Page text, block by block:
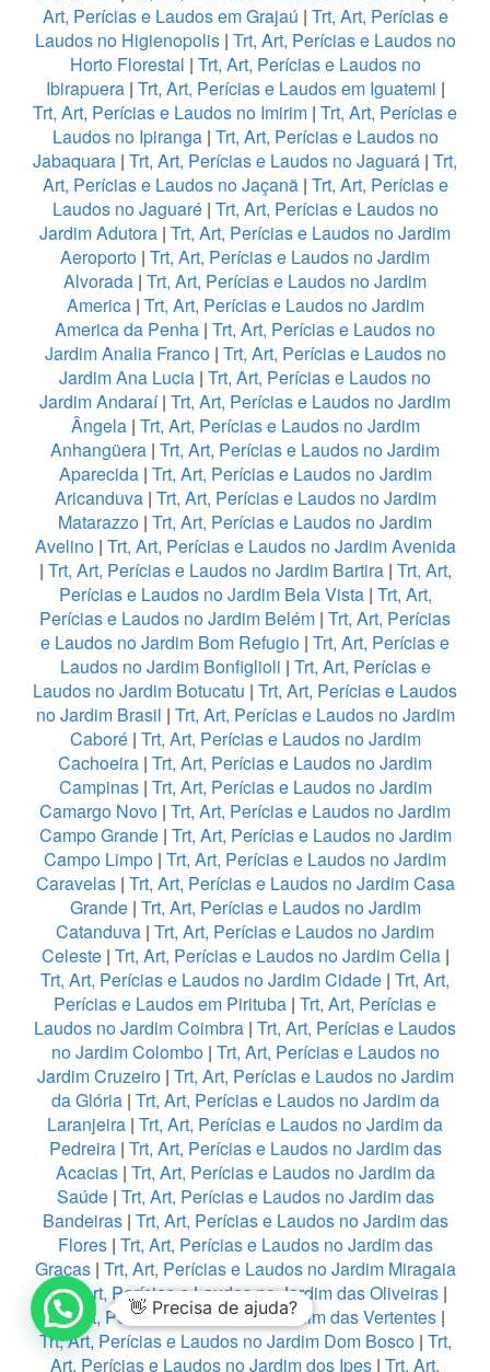
Art, Perícias e Laudos em Grajaú | Trt, Art, Perícias e
Laudos no Higienopolis| Trt, Art, Perícias e Laudos no
Horto Florestal | Trt, Art, Perícias e Laudos no
Ibirapuera| Trt, Art, Perícias e Laudos em Iguatemi |
Trt, Art, Perícias e Laudos no Imirim | Trt, Art, Perícias e
Laudos no Ipiranga| Trt, Art, Perícias e Laudos no
Jabaquara | Trt, Art, Perícias e Laudos no Jaguará | Trt,
Art, Perícias e Laudos no Jaçanã| Trt, Art, Perícias e
Laudos no Jaguaré| Trt, Art, Perícias e Laudos no
Jardim Adutora | Trt, Art, Perícias e Laudos no Jardim
Aeroporto | Trt, Art, Perícias e Laudos no Jardim
Alvorada | Trt, Art, Perícias e Laudos no Jardim
America| Trt, Art, Perícias e Laudos no Jardim
America da Penha | Trt, Art, Perícias e Laudos no
Jardim Analia Franco| Trt, Art, Perícias e Laudos no
Jardim Ana Lucia | Trt, Art, Perícias e Laudos no
Jardim Andaraí| Trt, Art, Perícias e Laudos no Jardim
Ângela| Trt, Art, Perícias e Laudos no Jardim
Anhangüera | Trt, Art, Perícias e Laudos no Jardim
Aparecida| Trt, Art, Perícias e Laudos no Jardim
Aricanduva| Trt, Art, Perícias e Laudos no Jardim
Matarazzo | Trt, Art, Perícias e Laudos no Jardim
Avelino| Trt, Art, Perícias e Laudos no Jardim Avenida
| Trt, Art, Perícias e Laudos no Jardim Bartira| Trt, Art,
Perícias e Laudos no Jardim Bela Vista| Trt, Art,
Perícias e Laudos no Jardim Belém | Trt, Art, Perícias
e Laudos no Jardim Bom Refugio | Trt, Art, Perícias e
Laudos no Jardim Bonfiglioli | Trt, Art, Perícias e
Laudos no Jardim Botucatu | Trt, Art, Perícias e Laudos
no Jardim Brasil | Trt, Art, Perícias e Laudos no Jardim
Caboré| Trt, Art, Perícias e Laudos no Jardim
Cachoeira | Trt, Art, Perícias e Laudos no Jardim
Campinas| Trt, Art, Perícias e Laudos no Jardim
Camargo Novo | Trt, Art, Perícias e Laudos no Jardim
Campo Grande| Trt, Art, Perícias e Laudos no Jardim
Campo Limpo | Trt, Art, Perícias e Laudos no Jardim
Caravelas| Trt, Art, Perícias e Laudos no Jardim Casa
Grande| Trt, Art, Perícias e Laudos no Jardim
Catanduva | Trt, Art, Perícias e Laudos no Jardim
Celeste| Trt, Art, Perícias e Laudos no Jardim Celia|
Trt, Art, Perícias e Laudos no Jardim Cidade | Trt, Art,
Perícias e Laudos em Pirituba | Trt, Art, Perícias e
Laudos no Jardim Coimbra | Trt, Art, Perícias e Laudos
no Jardim Colombo| Trt, Art, Perícias e Laudos no
Jardim Cruzeiro| Trt, Art, Perícias e Laudos no Jardim
da Glória| Trt, Art, Perícias e Laudos no Jardim da
Laranjeira | Trt, Art, Perícias e Laudos no Jardim da
Pedreira| Trt, Art, Perícias e Laudos no Jardim das
Acacias| Trt, Art, Perícias e Laudos no Jardim da
Saúde| Trt, Art, Perícias e Laudos no Jardim das
Bandeiras| Trt, Art, Perícias e Laudos no Jardim das
Flores| Trt, Art, Perícias e Laudos no Jardim das
Graças| Trt, Art, Perícias e Laudos no Jardim Miragaia
|Trt, Art, Perícias e Laudos no Jardim das Oliveiras|
Trt, Art, Perícias e Laudos no Jardim das Vertentes|
Trt, Art, Perícias e Laudos no Jardim Dom Bosco| Trt,
Art, Perícias e Laudos no Jardim dos Ipes | Trt, Art,
👋 Precisa de ajuda?